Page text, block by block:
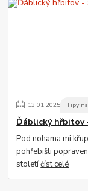
13.01.2025 Tipy
Ďáblický hřbitov
Pod nohama mi
pohřebišti
stoletíčíst celé